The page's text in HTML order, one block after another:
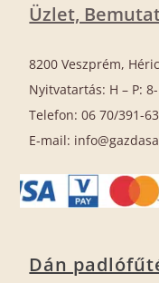
Üzlet,
8200 Veszprém,
Nyitvatartás: H – P:
Telefon: 06 70/391-
E-mail:
Dán